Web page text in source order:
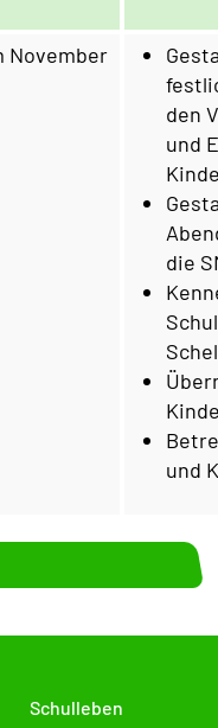
November
den
und
die
und
Schulleben